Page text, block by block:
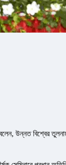
উন্নত বিশ্বের